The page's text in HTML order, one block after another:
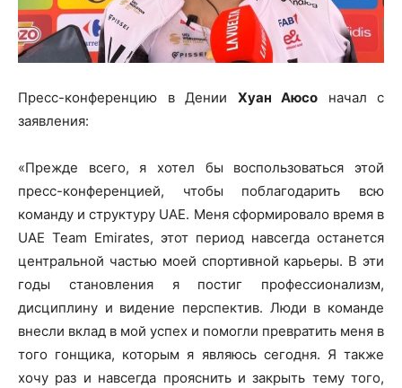
Пресс-конференцию в Дении Хуан Аюсо начал с
заявления:
«Прежде всего, я хотел бы воспользоваться этой
пресс-конференцией, чтобы поблагодарить всю
команду и структуру UAE. Меня сформировало время в
UAE Team Emirates, этот период навсегда останется
центральной частью моей спортивной карьеры. В эти
годы становления я постиг профессионализм,
дисциплину и видение перспектив. Люди в команде
внесли вклад в мой успех и помогли превратить меня в
того гонщика, которым я являюсь сегодня. Я также
хочу раз и навсегда прояснить и закрыть тему того,